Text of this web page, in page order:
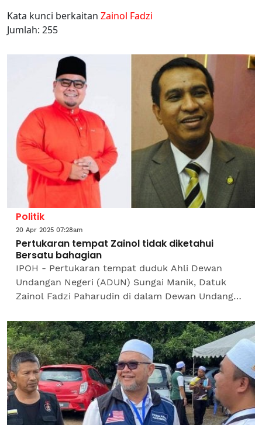
Kata kunci berkaitan Zainol Fadzi
Jumlah: 255
Politik
20 Apr 2025 07:28am
Pertukaran tempat Zainol tidak diketahui
Bersatu bahagian
IPOH - Pertukaran tempat duduk Ahli Dewan
Undangan Negeri (ADUN) Sungai Manik, Datuk
Zainol Fadzi Paharudin di dalam Dewan Undangan
Pribumi Bersatu...